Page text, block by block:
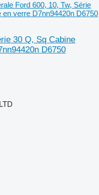
Ford 600, 10, Tw, Série
verre D7nn94420n D6750
30 Q, Sq Cabine
D6750